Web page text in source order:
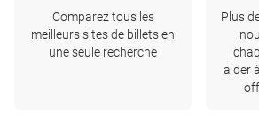
Comparez tous les
meilleurs sites de billets en
une seule recherche
Plus
aider